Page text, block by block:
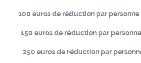
100 euros de réduction par personne
150 euros de réduction par personne
250 euros de réduction par